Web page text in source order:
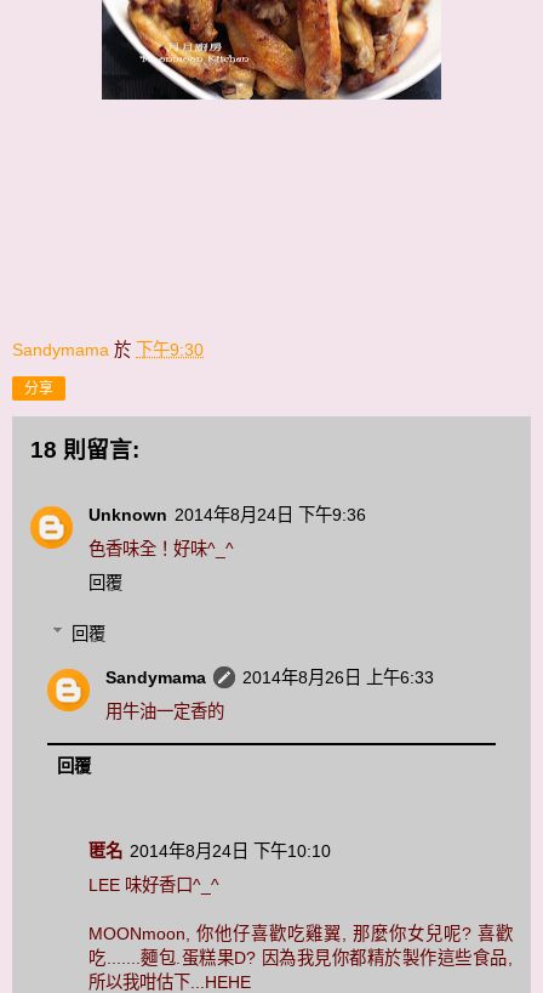
Sandymama 於 下午9:30
分享
18 則留言:
Unknown 2014年8月24日 下午9:36
色香味全！好味^_^
回覆
回覆
Sandymama
2014年8月26日 上午6:33
用牛油一定香的
回覆
匿名 2014年8月24日 下午10:10
LEE 味好香口^_^
MOONmoon, 你他仔喜歡吃雞翼, 那麼你女兒呢? 喜歡
吃.......麵包.蛋糕果D? 因為我見你都精於製作這些食品,
所以我咁估下...HEHE